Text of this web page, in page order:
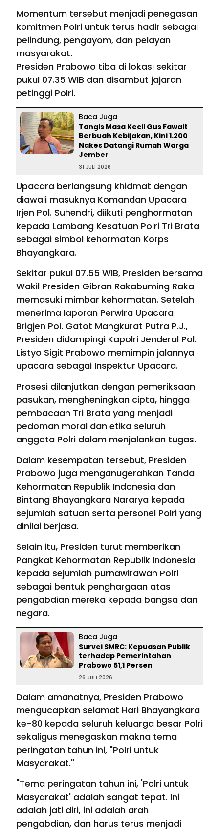
Momentum tersebut menjadi penegasan
komitmen Polri untuk terus hadir sebagai
pelindung, pengayom, dan pelayan
masyarakat.
Presiden Prabowo tiba di lokasi sekitar
pukul 07.35 WIB dan disambut jajaran
petinggi Polri.
Baca Juga
Tangis Masa Kecil Gus Fawait
Berbuah Kebijakan, Kini 1.200
Nakes Datangi Rumah Warga
Jember
31 JULI 2026
Upacara berlangsung khidmat dengan
diawali masuknya Komandan Upacara
Irjen Pol. Suhendri, diikuti penghormatan
kepada Lambang Kesatuan Polri Tri Brata
sebagai simbol kehormatan Korps
Bhayangkara.
Sekitar pukul 07.55 WIB, Presiden bersama
Wakil Presiden Gibran Rakabuming Raka
memasuki mimbar kehormatan. Setelah
menerima laporan Perwira Upacara
Brigjen Pol. Gatot Mangkurat Putra P.J.,
Presiden didampingi Kapolri Jenderal Pol.
Listyo Sigit Prabowo memimpin jalannya
upacara sebagai Inspektur Upacara.
Prosesi dilanjutkan dengan pemeriksaan
pasukan, mengheningkan cipta, hingga
pembacaan Tri Brata yang menjadi
pedoman moral dan etika seluruh
anggota Polri dalam menjalankan tugas.
Dalam kesempatan tersebut, Presiden
Prabowo juga menganugerahkan Tanda
Kehormatan Republik Indonesia dan
Bintang Bhayangkara Nararya kepada
sejumlah satuan serta personel Polri yang
dinilai berjasa.
Selain itu, Presiden turut memberikan
Pangkat Kehormatan Republik Indonesia
kepada sejumlah purnawirawan Polri
sebagai bentuk penghargaan atas
pengabdian mereka kepada bangsa dan
negara.
Baca Juga
Survei SMRC: Kepuasan Publik
terhadap Pemerintahan
Prabowo 51,1 Persen
26 JULI 2026
Dalam amanatnya, Presiden Prabowo
mengucapkan selamat Hari Bhayangkara
ke-80 kepada seluruh keluarga besar Polri
sekaligus menegaskan makna tema
peringatan tahun ini, "Polri untuk
Masyarakat."
"Tema peringatan tahun ini, 'Polri untuk
Masyarakat' adalah sangat tepat. Ini
adalah jati diri, ini adalah arah
pengabdian, dan harus terus menjadi